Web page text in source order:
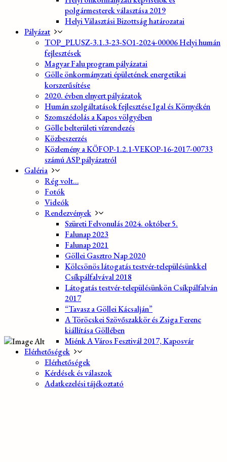
polgármesterek választása 2019
Helyi Választási Bizottság határozatai
Pályázat
TOP_PLUSZ-3.1.3-23-SO1-2024-00006 Helyi humán
fejlesztések
Magyar Falu program pályázatai
Gölle önkormányzati épületének energetikai
korszerűsítése
2020. évben elnyert pályázatok
Humán szolgáltatások fejlesztése Igal és Környékén
Szomszédolás a Kapos völgyében
Gölle belterületi vízrendezés
Közbeszerzés
Közlemény a KÖFOP-1.2.1-VEKOP-16-2017-00733
számú ASP pályázatról
Galéria
Rég volt…
Fotók
Videók
Rendezvények
Szüreti Felvonulás 2024. október 5.
Falunap 2023
Falunap 2021
Göllei Gasztro Nap 2020
Kölcsönös látogatás testvér-településünkkel
Csíkpálfalvával 2018
Látogatás testvér-településünkön Csíkpálfalván
2017
“Tavasz a Göllei Kácsalján”
A Töröcskei Szövőszakkör és Zsiga Ferenc
kiállítása Göllében
Miénk A Város Fesztivál 2017, Kaposvár
Elérhetőségek
Elérhetőségek
Kérdések és válaszok
Adatkezelési tájékoztató